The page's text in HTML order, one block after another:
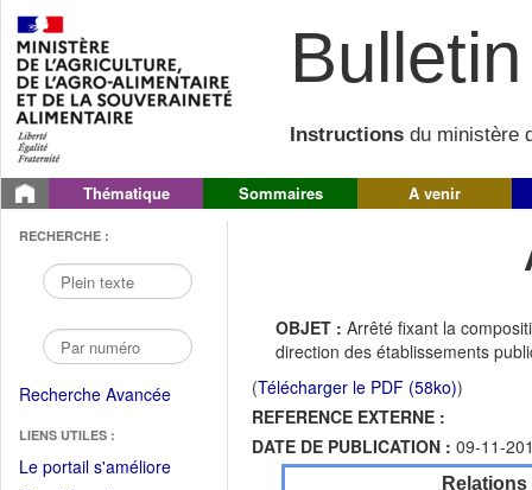
Instructions du ministère
Thématique Sommaires A venir
RECHERCHE :
Recherche Avancée
LIENS UTILES :
Le portail s'améliore(Fichier
OBJET : Arrêté fixant la
direction des établissements
(Télécharger le PDF (58ko))
REFERENCE EXTERNE :
DATE DE PUBLICATION : 09-11-